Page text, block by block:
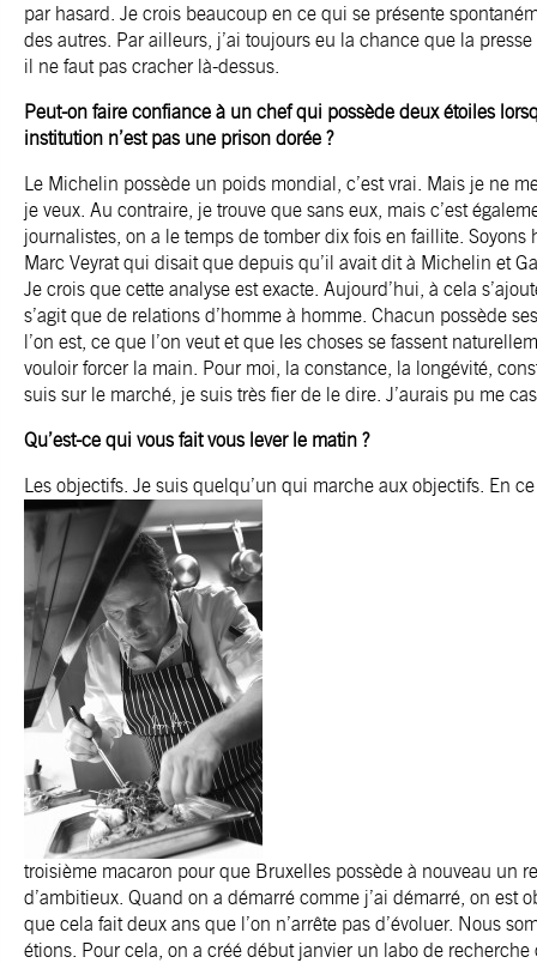
par hasard. Je crois beaucoup en ce qui se présente
des autres. Par ailleurs, j’ai toujours eu la chance que la
il ne faut pas cracher là-dessus.
Peut-on faire confiance à un chef qui possède deux étoiles
institution n’est pas une prison dorée ?
Le Michelin possède un poids mondial, c’est vrai. Mais je ne
je veux. Au contraire, je trouve que sans eux, mais c’est
journalistes, on a le temps de tomber dix fois en faillite.
Marc Veyrat qui disait que depuis qu’il avait dit à Michelin et
Je crois que cette analyse est exacte. Aujourd’hui, à cela
s’agit que de relations d’homme à homme. Chacun possède
l’on est, ce que l’on veut et que les choses se fassent
vouloir forcer la main. Pour moi, la constance, la longévité,
suis sur le marché, je suis très fier de le dire. J’aurais pu me
Qu’est-ce qui vous fait vous lever le matin ?
Les objectifs. Je suis quelqu’un qui marche aux objectifs. En
troisième macaron pour que Bruxelles possède à nouveau un
d’ambitieux. Quand on a démarré comme j’ai démarré, on est
que cela fait deux ans que l’on n’arrête pas d’évoluer. Nous
étions. Pour cela, on a créé début janvier un labo de